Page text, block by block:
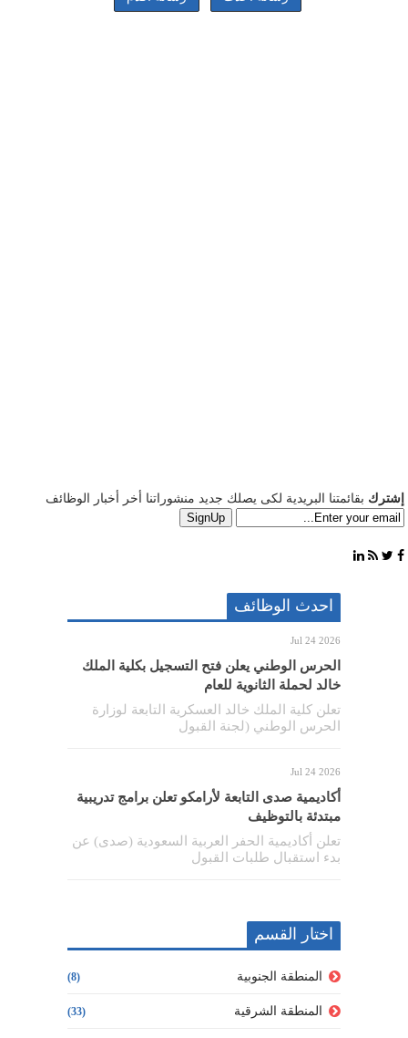
إشترك بقائمتنا البريدية لكى يصلك جديد منشوراتنا أخر أخبار الوظائف
احدث الوظائف
Jul 24 2026
الحرس الوطني يعلن فتح التسجيل بكلية الملك
خالد لحملة الثانوية للعام
تعلن كلية الملك خالد العسكرية التابعة لوزارة
الحرس الوطني (لجنة القبول
Jul 24 2026
أكاديمية صدى التابعة لأرامكو تعلن برامج تدريبية
مبتدئة بالتوظيف
تعلن أكاديمية الحفر العربية السعودية (صدى) عن
بدء استقبال طلبات القبول
اختار القسم
المنطقة الجنوبية (8)
المنطقة الشرقية (33)